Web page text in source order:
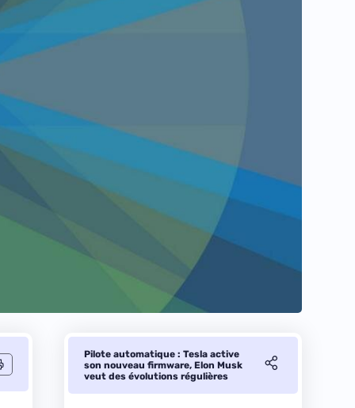
Pilote automatique : Tesla active
son nouveau firmware, Elon Musk
veut des évolutions régulières